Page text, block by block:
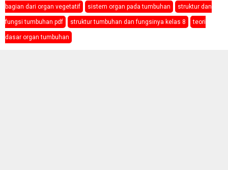
bagian dari organ vegetatif sistem organ pada tumbuhan struktur dan
fungsi tumbuhan pdf struktur tumbuhan dan fungsinya kelas 8 teori
dasar organ tumbuhan